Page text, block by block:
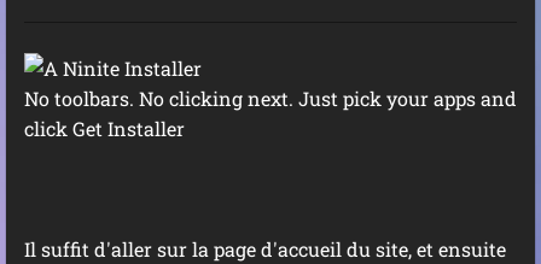
No toolbars. No clicking next. Just pick your apps and
click Get Installer
Il suffit d'aller sur la page d'accueil du site, et ensuite